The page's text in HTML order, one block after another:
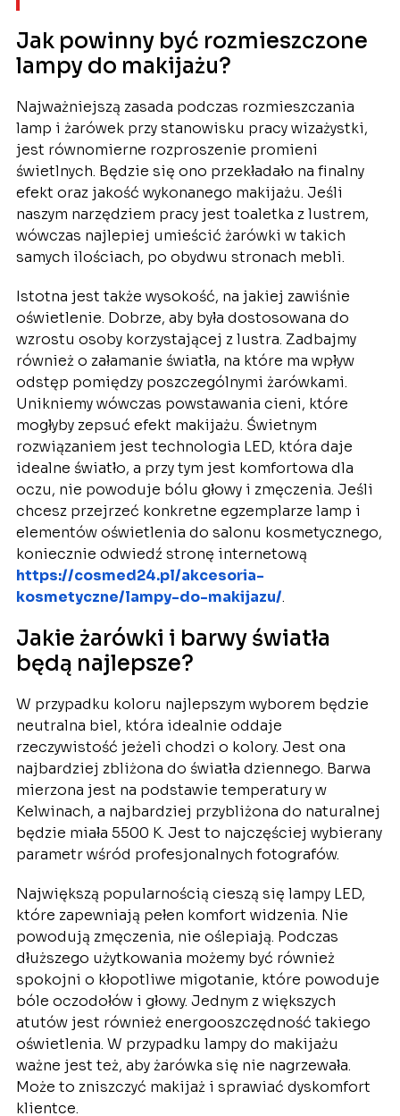
Jak powinny być rozmieszczone
lampy do makijażu?
Najważniejszą zasada podczas rozmieszczania
lamp i żarówek przy stanowisku pracy wizażystki,
jest równomierne rozproszenie promieni
świetlnych. Będzie się ono przekładało na finalny
efekt oraz jakość wykonanego makijażu. Jeśli
naszym narzędziem pracy jest toaletka z lustrem,
wówczas najlepiej umieścić żarówki w takich
samych ilościach, po obydwu stronach mebli.
Istotna jest także wysokość, na jakiej zawiśnie
oświetlenie. Dobrze, aby była dostosowana do
wzrostu osoby korzystającej z lustra. Zadbajmy
również o załamanie światła, na które ma wpływ
odstęp pomiędzy poszczególnymi żarówkami.
Unikniemy wówczas powstawania cieni, które
mogłyby zepsuć efekt makijażu. Świetnym
rozwiązaniem jest technologia LED, która daje
idealne światło, a przy tym jest komfortowa dla
oczu, nie powoduje bólu głowy i zmęczenia. Jeśli
chcesz przejrzeć konkretne egzemplarze lamp i
elementów oświetlenia do salonu kosmetycznego,
koniecznie odwiedź stronę internetową
https://cosmed24.pl/akcesoria-
kosmetyczne/lampy-do-makijazu/.
Jakie żarówki i barwy światła
będą najlepsze?
W przypadku koloru najlepszym wyborem będzie
neutralna biel, która idealnie oddaje
rzeczywistość jeżeli chodzi o kolory. Jest ona
najbardziej zbliżona do światła dziennego. Barwa
mierzona jest na podstawie temperatury w
Kelwinach, a najbardziej przybliżona do naturalnej
będzie miała 5500 K. Jest to najczęściej wybierany
parametr wśród profesjonalnych fotografów.
Największą popularnością cieszą się lampy LED,
które zapewniają pełen komfort widzenia. Nie
powodują zmęczenia, nie oślepiają. Podczas
dłuższego użytkowania możemy być również
spokojni o kłopotliwe migotanie, które powoduje
bóle oczodołów i głowy. Jednym z większych
atutów jest również energooszczędność takiego
oświetlenia. W przypadku lampy do makijażu
ważne jest też, aby żarówka się nie nagrzewała.
Może to zniszczyć makijaż i sprawiać dyskomfort
klientce.